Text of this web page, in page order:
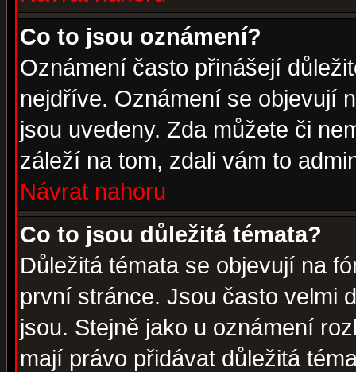
Co to jsou oznámení?
Oznámení často přinášejí
nejdříve. Oznámení se objevují
jsou uvedeny. Zda můžete či
záleží na tom, zdali vám to
Návrat nahoru
Co to jsou důležitá témata?
Důležitá témata se objevují na
první stránce. Jsou často velmi
jsou. Stejně jako u oznámení
mají právo přidávat důležitá